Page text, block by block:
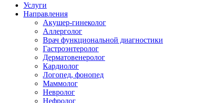
Услуги
Направления
Акушер-гинеколог
Аллерголог
Врач функциональной диагностики
Гастроэнтеролог
Дерматовенеролог
Кардиолог
Логопед, фонопед
Маммолог
Невролог
Нефролог